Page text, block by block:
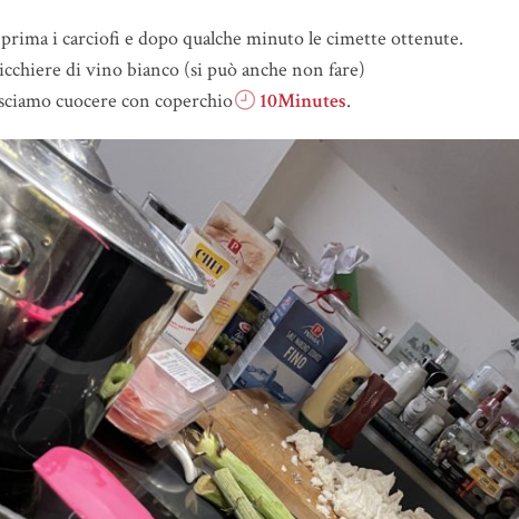
i carciofi e dopo qualche minuto le cimette ottenute.
di vino bianco (si può anche non fare)
cuocere con coperchio
10Minutes.